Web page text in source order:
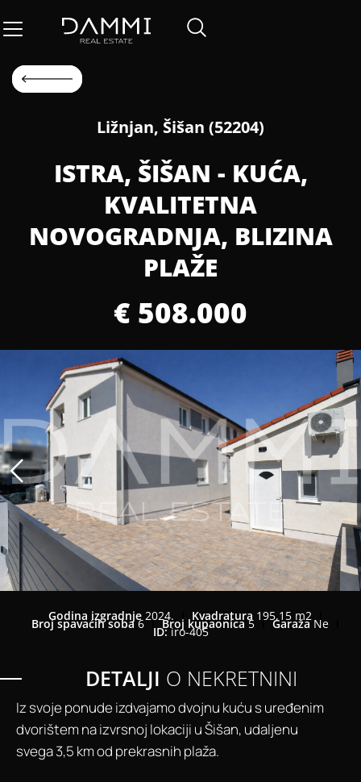
Ližnjan, Šišan (52204)
ISTRA, ŠIŠAN - KUĆA,
KVALITETNA
NOVOGRADNJA, BLIZINA
PLAŽE
€ 508.000
Godina izgradnje 2024. Kvadratura 195,15 m2
Broj spavaćih soba6 Broj kupaonica5 GaražaNe
ID:iro-405
DETALJI O NEKRETNINI
Iz svoje ponude izdvajamo dvojnu kuću s uređenim
dvorištem na izvrsnoj lokaciji u Šišan, udaljenu
svega 3,5 km od prekrasnih plaža.